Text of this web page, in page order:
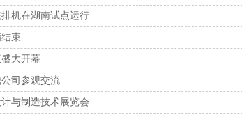
机在湖南试点运行
束
大开幕
司参观交流
与制造技术展览会